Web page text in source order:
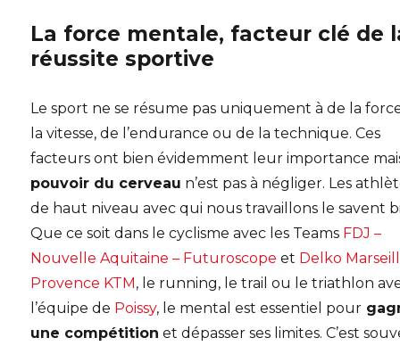
La force mentale, facteur clé de
réussite sportive
Le sport ne se résume pas uniquement à de la
la vitesse, de l’endurance ou de la technique. Ces
facteurs ont bien évidemment leur importance
pouvoir du cerveau n’est pas à négliger. Les
de haut niveau avec qui nous travaillons le savent
Que ce soit dans le cyclisme avec les Teams FDJ –
Nouvelle Aquitaine – Futuroscope et Delko
Provence KTM , le running, le trail ou le triathlon
l’équipe de Poissy, le mental est essentiel pour
une compétition et dépasser ses limites. C’est